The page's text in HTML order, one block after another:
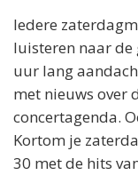
Iedere
luisteren naar de
uur lang
met nieuws over
concertagenda.
Kortom je
30 met de hits